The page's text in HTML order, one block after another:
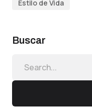
Estilo de Vida
Buscar